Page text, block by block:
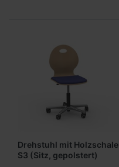
Drehstuhl mit Holzschale
S3 (Sitz, gepolstert)